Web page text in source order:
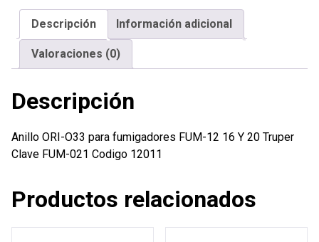
FUM-
16
Truper
cantidad
Descripción Información adicional
Valoraciones (0)
Descripción
Anillo ORI-O33 para fumigadores FUM-12 16 Y 20 Truper
Clave FUM-021 Codigo 12011
Productos relacionados